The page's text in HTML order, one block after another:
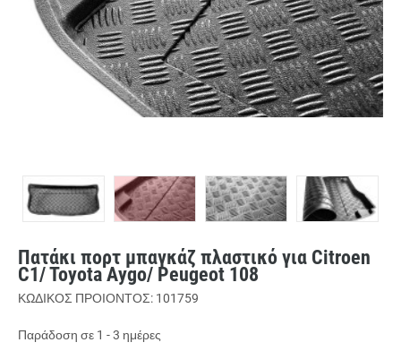
Πατάκι πορτ μπαγκάζ πλαστικό για Citroen
C1/ Toyota Aygo/ Peugeot 108
ΚΩΔΙΚΟΣ ΠΡΟΙΟΝΤΟΣ: 101759
Παράδοση σε 1 - 3 ημέρες